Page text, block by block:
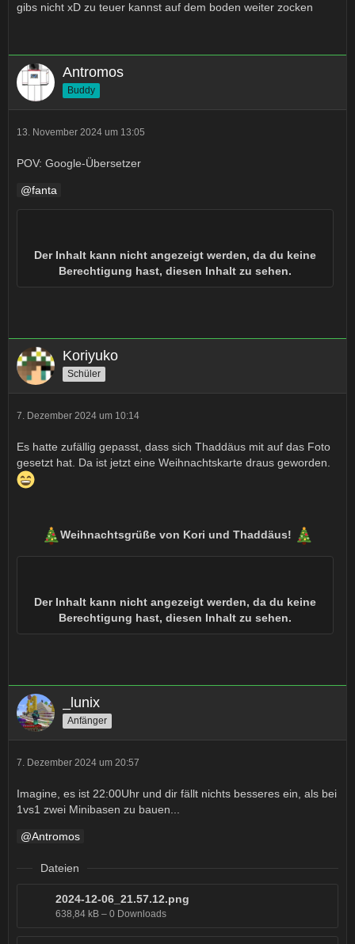
gibs nicht xD zu teuer kannst auf dem boden weiter zocken
Antromos
Buddy
13. November 2024 um 13:05
POV: Google-Übersetzer
fanta
Der Inhalt kann nicht angezeigt werden, da du keine
Berechtigung hast, diesen Inhalt zu sehen.
Koriyuko
Schüler
7. Dezember 2024 um 10:14
Es hatte zufällig gepasst, dass sich Thaddäus mit auf das Foto
gesetzt hat. Da ist jetzt eine Weihnachtskarte draus geworden.
Weihnachtsgrüße von Kori und Thaddäus!
Der Inhalt kann nicht angezeigt werden, da du keine
Berechtigung hast, diesen Inhalt zu sehen.
_lunix
Anfänger
7. Dezember 2024 um 20:57
Imagine, es ist 22:00Uhr und dir fällt nichts besseres ein, als bei
1vs1 zwei Minibasen zu bauen...
Antromos
Dateien
2024-12-06_21.57.12.png
638,84 kB – 0 Downloads